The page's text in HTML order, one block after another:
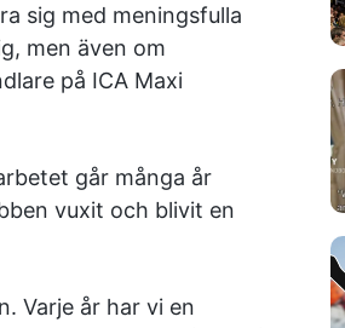
sig med meningsfulla
men även om
på ICA Maxi
går många år
vuxit och blivit en
Varje år har vi en